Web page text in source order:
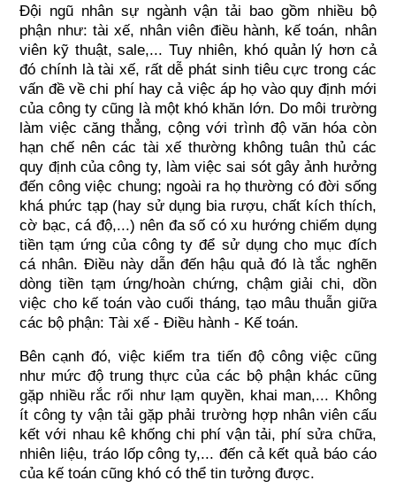
Đội ngũ nhân sự ngành vận tải bao gồm nhiều bộ
phận như: tài xế, nhân viên điều hành, kế toán, nhân
viên kỹ thuật, sale,... Tuy nhiên, khó quản lý hơn cả
đó chính là tài xế, rất dễ phát sinh tiêu cực trong các
vấn đề về chi phí hay cả việc áp họ vào quy định mới
của công ty cũng là một khó khăn lớn. Do môi trường
làm việc căng thẳng, cộng với trình độ văn hóa còn
hạn chế nên các tài xế thường không tuân thủ các
quy định của công ty, làm việc sai sót gây ảnh hưởng
đến công việc chung; ngoài ra họ thường có đời sống
khá phức tạp (hay sử dụng bia rượu, chất kích thích,
cờ bạc, cá độ,...) nên đa số có xu hướng chiếm dụng
tiền tạm ứng của công ty để sử dụng cho mục đích
cá nhân. Điều này dẫn đến hậu quả đó là tắc nghẽn
dòng tiền tạm ứng/hoàn chứng, chậm giải chi, dồn
việc cho kế toán vào cuối tháng, tạo mâu thuẫn giữa
các bộ phận: Tài xế - Điều hành - Kế toán.
Bên cạnh đó, việc kiểm tra tiến độ công việc cũng
như mức độ trung thực của các bộ phận khác cũng
gặp nhiều rắc rối như lạm quyền, khai man,... Không
ít công ty vận tải gặp phải trường hợp nhân viên cấu
kết với nhau kê khống chi phí vận tải, phí sửa chữa,
nhiên liệu, tráo lốp công ty,... đến cả kết quả báo cáo
của kế toán cũng khó có thể tin tưởng được.